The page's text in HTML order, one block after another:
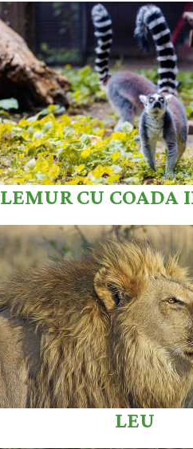
LEMUR CU COADA
LEU